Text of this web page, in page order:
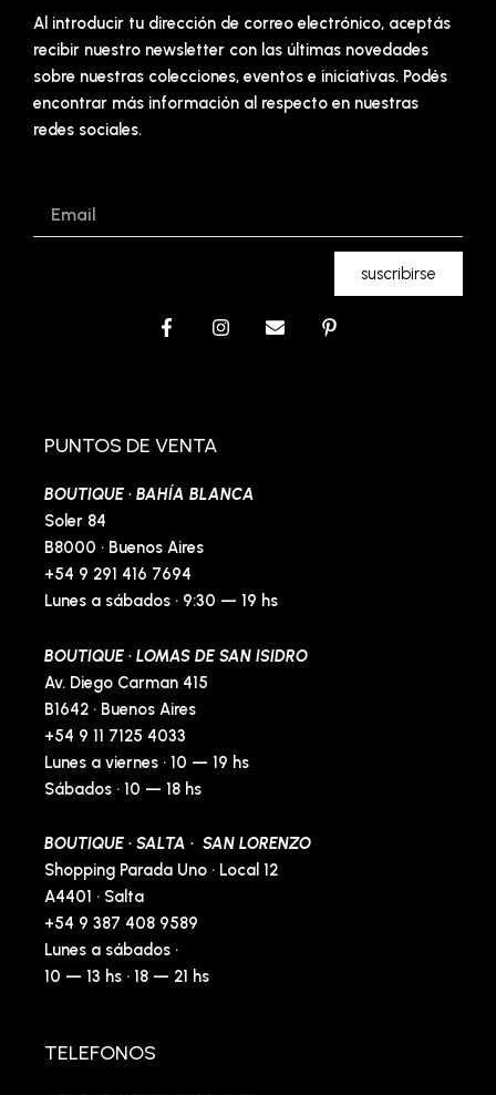
Al introducir tu dirección de correo electrónico, aceptás
recibir nuestro newsletter con las últimas novedades
sobre nuestras colecciones, eventos e iniciativas. Podés
encontrar más información al respecto en nuestras
redes sociales.
suscribirse
F
o
k
f
I
E
P
PUNTOS DE VENTA
BOUTIQUE · BAHÍA BLANCA
Soler 84
B8000 · Buenos Aires
+54 9 291 416 7694
Lunes a sábados · 9:30 — 19 hs
BOUTIQUE · LOMAS DE SAN ISIDRO
Av. Diego Carman 415
B1642 · Buenos Aires
+54 9 11 7125 4033
Lunes a viernes · 10 — 19 hs
Sábados · 10 — 18 hs
BOUTIQUE · SALTA · SAN LORENZO
Shopping Parada Uno · Local 12
A4401 · Salta
+54 9 387 408 9589
Lunes a sábados ·
10 — 13 hs · 18 — 21 hs
TELEFONOS